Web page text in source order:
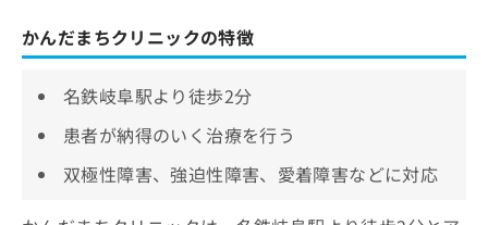
かんだまちクリニックの特徴
名鉄岐阜駅より徒歩2分
患者が納得のいく治療を行う
双極性障害、強迫性障害、愛着障害などに対応